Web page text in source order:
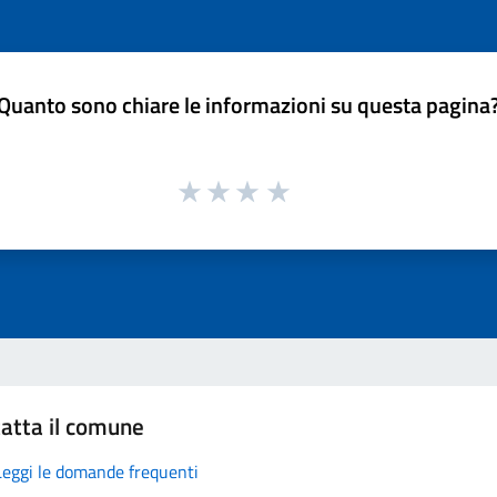
sono chiare le informazioni su questa
il comune
le domande frequenti